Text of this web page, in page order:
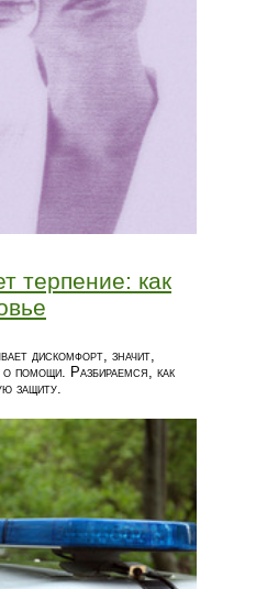
терпение: как
дискомфорт, значит,
помощи. Разбираемся, как
защиту.